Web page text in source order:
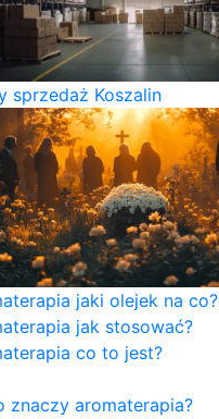
sprzedaż Koszalin
jaki olejek na co?
jak stosować?
co to jest?
znaczy aromaterapia?